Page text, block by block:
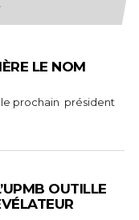
LE NOM
le prochain président
OUTILLE